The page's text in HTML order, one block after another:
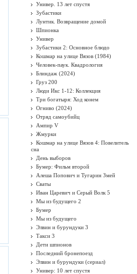
Универ. 13 лет спустя
Зубастики
Лунтик. Возвращение домой
Шпионка
Универ
Зубастики 2: Основное блюдо
Кошмар на улице Вязов (1984)
Человек-паук. Квадрология
Блиндаж (2024)
Груз 200
Люди Икс 1-12: Коллекция
Три богатыря: Ход конем
Огниво (2024)
Отряд самоубийц
Ампир V
Жмурки
Кошмар на улице Вязов 4: Повелитель
сна
День выборов
Бумер: Фильм второй
Алеша Попович и Тугарин Змей
Сваты
Иван Царевич и Серый Волк 5
Мы из будущего 2
Бумер
Мы из будущего
Элвин и бурундуки 3
Такси 3
Дети шпионов
Последний бронепоезд
Элвин и бурундуки (сериал)
Универ: 10 лет спустя